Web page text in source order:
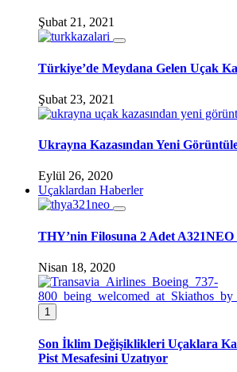
Şubat 21, 2021
Türkiye’de Meydana Gelen Uçak
Şubat 23, 2021
Ukrayna Kazasından Yeni
Eylül 26, 2020
Uçaklardan Haberler
THY’nin Filosuna 2 Adet A321NEO
Nisan 18, 2020
1
Son İklim Değişiklikleri Uçaklara
Pist Mesafesini Uzatıyor